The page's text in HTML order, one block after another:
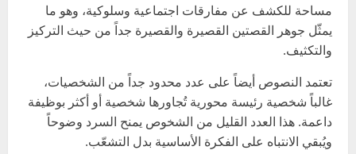
مساحة للكشف عن مفارقات اجتماعية وسلوكية، وهو ما
يمثّل جوهر القصتين القصيرة والقصيرة جداً من حيث التركيز
والتكثيف.
تعتمد النصوص أيضاً على عدد محدود جداً من الشخصيات،
غالباً شخصية رئيسة محورية تُجاورها شخصية أو أكثر بوظيفة
داعمة. هذا العدد القليل من الشخوص يمنح السرد وضوحاً
ويُبقي الانتباه على الفكرة الأساسية بدل التشعّب.